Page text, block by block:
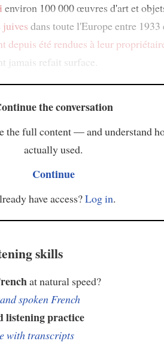
environ 100 000 œuvres d'art et
juives dans toute l'Europe entre 1933
depuis été rendues à leur
jamais refait surface.
the conversation
the full content — and understand
actually used.
Continue
have access?Log in.
skills
at natural speed?
spoken French
listening practice
with transcripts